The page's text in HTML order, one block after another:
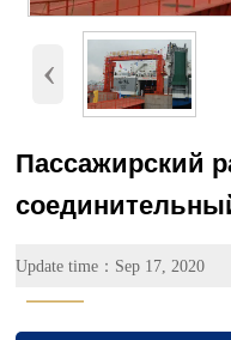
‹
Пассажирский
Update time：Sep 17, 2020
———